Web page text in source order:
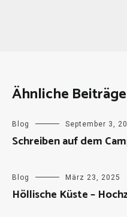
Ähnliche Beiträge
Blog September 3,
Schreiben auf dem
Blog März 23, 2025
Höllische Küste –